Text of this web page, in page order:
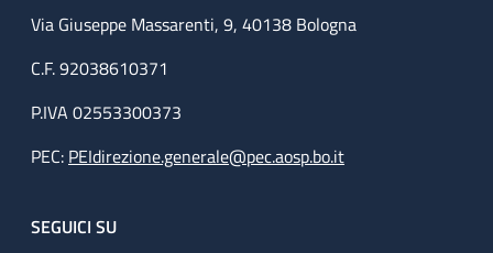
Via Giuseppe Massarenti, 9, 40138 Bologna
C.F. 92038610371
P.IVA 02553300373
PEC: PEIdirezione.generale@pec.aosp.bo.it
SEGUICI SU